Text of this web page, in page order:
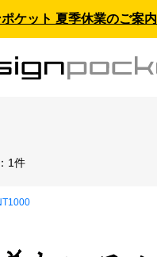
ケット 夏季休業のご案内
1件